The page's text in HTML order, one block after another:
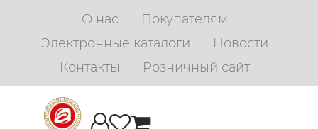
О нас
Покупателям
Электронные каталоги
Новости
Контакты
Розничный сайт